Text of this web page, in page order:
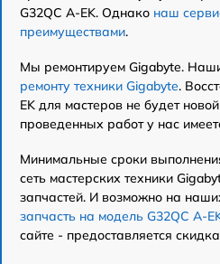
G32QC A-EK. Однако наш
преимуществами.
Мы ремонтируем Gigabyte.
ремонту техники Gigabyte.
EK для мастеров не будет
проведенных работ у нас
Минимальные сроки
сеть мастерских техники
запчастей. И возможно на
запчасть на модель G32QC A-
сайте - предоставляется